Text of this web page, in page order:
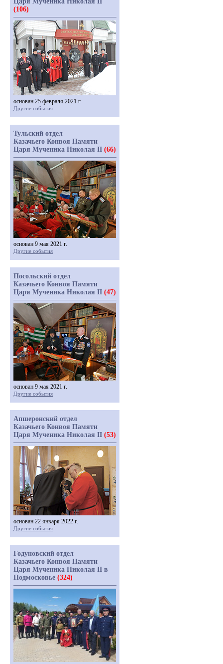
(106)
основан 25 февраля 2021 г.
Другие события
Тульский отдел
Казачьего Конвоя Памяти
Царя Мученика Николая II (66)
основан 9 мая 2021 г.
Другие события
Посольский отдел
Казачьего Конвоя Памяти
Царя Мученика Николая II (47)
основан 9 мая 2021 г.
Другие события
Апшеронский отдел
Казачьего Конвоя Памяти
Царя Мученика Николая II (53)
основан 22 января 2022 г.
Другие события
Годуновский отдел
Казачьего Конвоя Памяти
Царя Мученика Николая II в
Подмосковье (324)